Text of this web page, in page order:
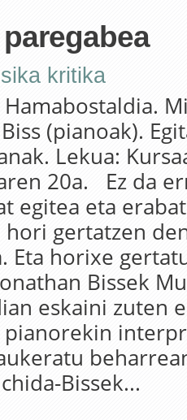
kritika
Hamabostaldia.
(pianoak).
Lekua:
20a. Ez da
egitea eta
hori gertatzen
Eta horixe
Bissek
eskaini zuten
pianorekin
Bissek...